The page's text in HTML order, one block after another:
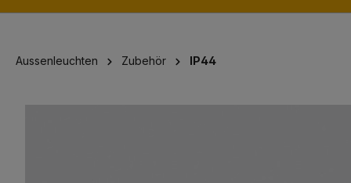
Aussenleuchten Zubehör IP44